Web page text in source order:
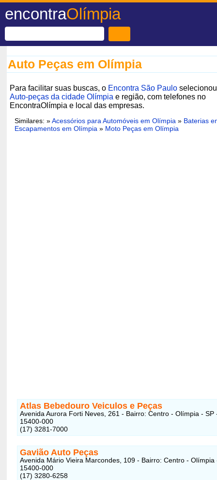
encontraOlímpia
Auto Peças em Olímpia
Para facilitar suas buscas, o Encontra São Paulo
Auto-peças da cidade Olímpia e região, com telefones no
EncontraOlímpia e local das empresas.
Similares: »Acessórios para Automóveis em Olímpia » Baterias
Escapamentos em Olímpia » Moto Peças em Olímpia
Atlas Bebedouro Veiculos e Peças
Avenida Aurora Forti Neves, 261 - Bairro: Centro - Olímpia - SP
15400-000
(17) 3281-7000
Gavião Auto Peças
Avenida Mário Vieira Marcondes, 109 - Bairro: Centro - Olímpia
15400-000
(17) 3280-6258